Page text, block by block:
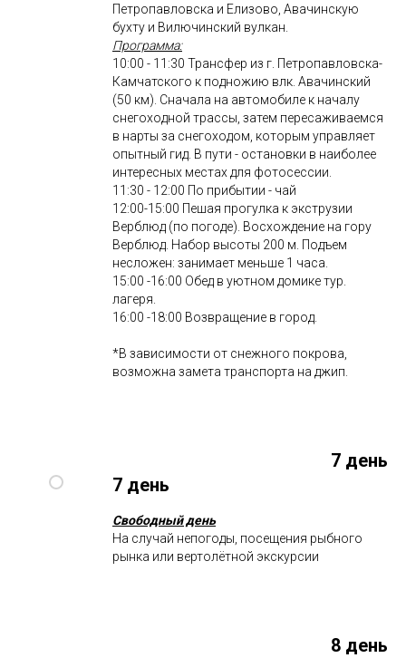
Петропавловска и Елизово, Авачинскую
бухту и Вилючинский вулкан.
Программа:
10:00 - 11:30 Трансфер из г. Петропавловска-
Камчатского к подножию влк. Авачинский
(50 км). Сначала на автомобиле к началу
снегоходной трассы, затем пересаживаемся
в нарты за снегоходом, которым управляет
опытный гид. В пути - остановки в наиболее
интересных местах для фотосессии.
11:30 - 12:00 По прибытии - чай
12:00-15:00 Пешая прогулка к экструзии
Верблюд (по погоде). Восхождение на гору
Верблюд. Набор высоты 200 м. Подъем
несложен: занимает меньше 1 часа.
15:00 -16:00 Обед в уютном домике тур.
лагеря.
16:00 -18:00 Возвращение в город.
*В зависимости от снежного покрова,
возможна замета транспорта на джип.
7 день
7 день
Свободный день
На случай непогоды, посещения рыбного
рынка или вертолётной экскурсии
8 день